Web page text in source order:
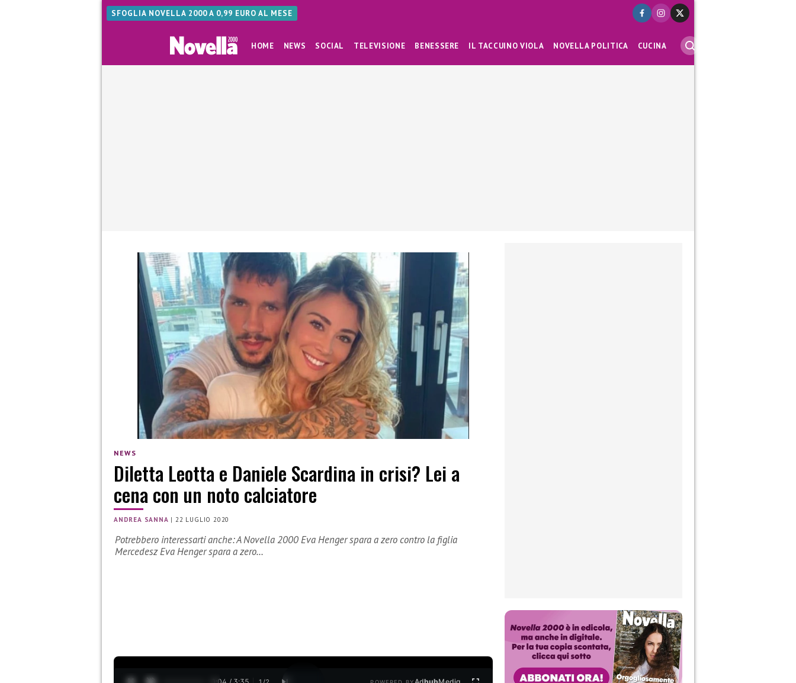
SFOGLIA NOVELLA 2000 A 0,99 EURO AL MESE
HOME NEWS SOCIAL TELEVISIONE BENESSERE IL TACCUINO VIOLA NOVELLA POLITICA CUCINA
NEWS
Diletta Leotta e Daniele Scardina in crisi? Lei a
cena con un noto calciatore
ANDREA SANNA |22 LUGLIO 2020
Potrebbero interessarti anche: A Novella 2000 Eva Henger spara a zero contro la figlia
Mercedesz Eva Henger spara a zero…